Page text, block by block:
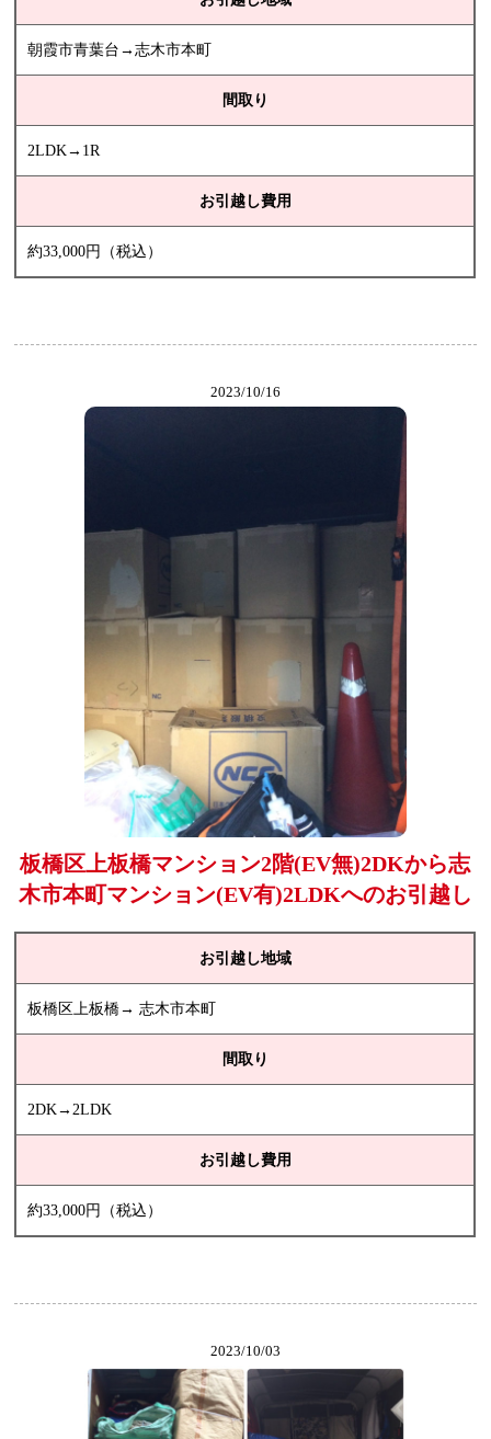
朝霞市青葉台→志木市本町
間取り
2LDK→1R
お引越し費用
約33,000円（税込）
2023/10/16
板橋区上板橋マンション2階(EV無)2DKから志
木市本町マンション(EV有)2LDKへのお引越し
お引越し地域
板橋区上板橋→ 志木市本町
間取り
2DK→2LDK
お引越し費用
約33,000円（税込）
2023/10/03